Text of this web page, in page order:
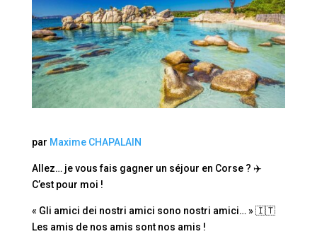
par Maxime CHAPALAIN
Allez… je vous fais gagner un séjour en Corse ? ✈️
C’est pour moi !
« Gli amici dei nostri amici sono nostri amici… » 🇮🇹
Les amis de nos amis sont nos amis !